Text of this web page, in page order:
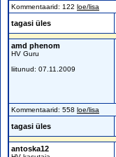
Kommentaarid: 122 loe/lisa
tagasi üles
amd phenom
HV Guru
liitunud: 07.11.2009
Kommentaarid: 558 loe/lisa
tagasi üles
antoska12